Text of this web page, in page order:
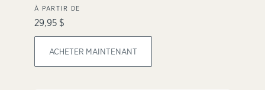
À PARTIR DE
29,95 $
ACHETER MAINTENANT